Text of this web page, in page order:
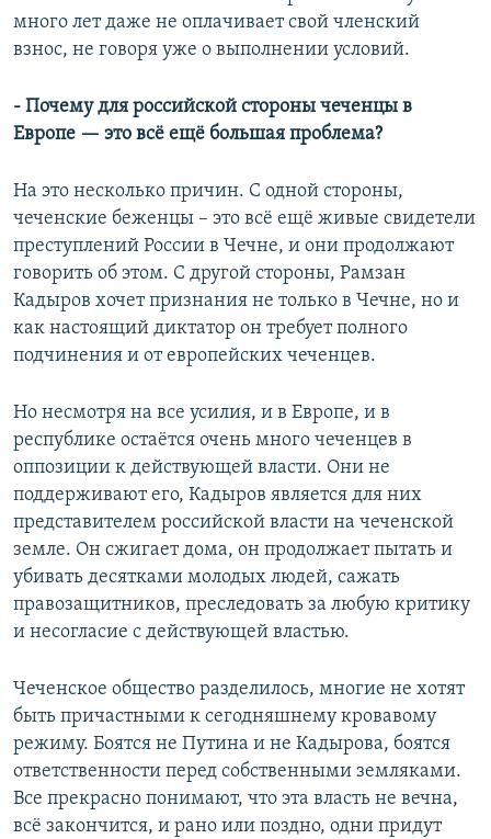
много лет даже не оплачивает свой членский
взнос, не говоря уже о выполнении условий.
- Почему для российской стороны чеченцы в
Европе — это всё ещё большая проблема?
На это несколько причин. С одной стороны,
чеченские беженцы – это всё ещё живые свидетели
преступлений России в Чечне, и они продолжают
говорить об этом. С другой стороны, Рамзан
Кадыров хочет признания не только в Чечне, но и
как настоящий диктатор он требует полного
подчинения и от европейских чеченцев.
Но несмотря на все усилия, и в Европе, и в
республике остаётся очень много чеченцев в
оппозиции к действующей власти. Они не
поддерживают его, Кадыров является для них
представителем российской власти на чеченской
земле. Он сжигает дома, он продолжает пытать и
убивать десятками молодых людей, сажать
правозащитников, преследовать за любую критику
и несогласие с действующей властью.
Чеченское общество разделилось, многие не хотят
быть причастными к сегодняшнему кровавому
режиму. Боятся не Путина и не Кадырова, боятся
ответственности перед собственными земляками.
Все прекрасно понимают, что эта власть не вечна,
всё закончится, и рано или поздно, одни придут